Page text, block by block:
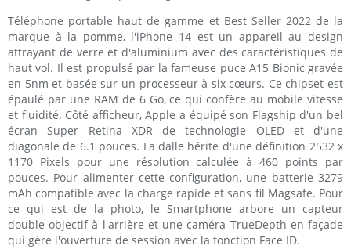
Téléphone portable haut de gamme et Best Seller 2022 de la
marque à la pomme, l'iPhone 14 est un appareil au design
attrayant de verre et d'aluminium avec des caractéristiques de
haut vol. Il est propulsé par la fameuse puce A15 Bionic gravée
en 5nm et basée sur un processeur à six cœurs. Ce chipset est
épaulé par une RAM de 6 Go, ce qui confère au mobile vitesse
et fluidité. Côté afficheur, Apple a équipé son Flagship d'un bel
écran Super Retina XDR de technologie OLED et d'une
diagonale de 6.1 pouces. La dalle hérite d'une définition 2532 x
1170 Pixels pour une résolution calculée à 460 points par
pouces. Pour alimenter cette configuration, une batterie 3279
mAh compatible avec la charge rapide et sans fil Magsafe. Pour
ce qui est de la photo, le Smartphone arbore un capteur
double objectif à l'arrière et une caméra TrueDepth en façade
qui gère l'ouverture de session avec la fonction Face ID.